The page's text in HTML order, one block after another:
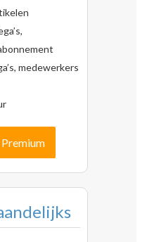
medewerkers
Premium